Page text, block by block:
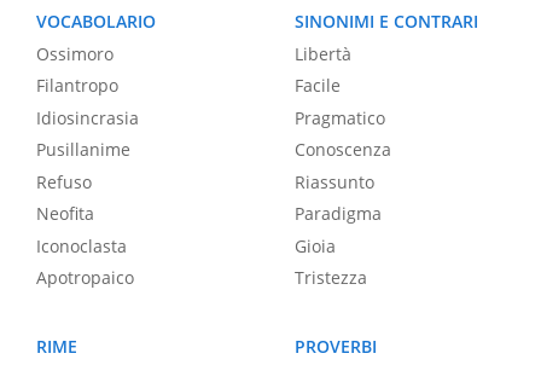
VOCABOLARIO
Ossimoro
Filantropo
Idiosincrasia
Pusillanime
Refuso
Neofita
Iconoclasta
Apotropaico
SINONIMI E CONTRARI
Libertà
Facile
Pragmatico
Conoscenza
Riassunto
Paradigma
Gioia
Tristezza
RIME
PROVERBI